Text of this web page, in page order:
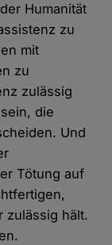
Humanität
zu
mit
zu
zulässig
die
Und
Tötung auf
zulässig hält.